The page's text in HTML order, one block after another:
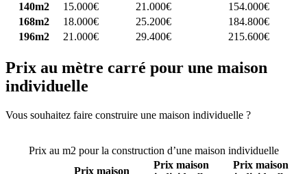
140m2
15.000€ 21.000€
154.000€
168m2
18.000€ 25.200€
184.800€
196m2
21.000€ 29.400€ 215.600€
Prix au mètre carré pour une maison
individuelle
Vous souhaitez faire construire une maison individuelle ?
Prix au m2 pour la construction d’une maison individuelle
Prix maison
Prix maison
Prix maison